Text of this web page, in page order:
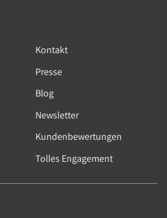
Kontakt
Presse
Blog
Newsletter
Kundenbewertungen
Tolles Engagement